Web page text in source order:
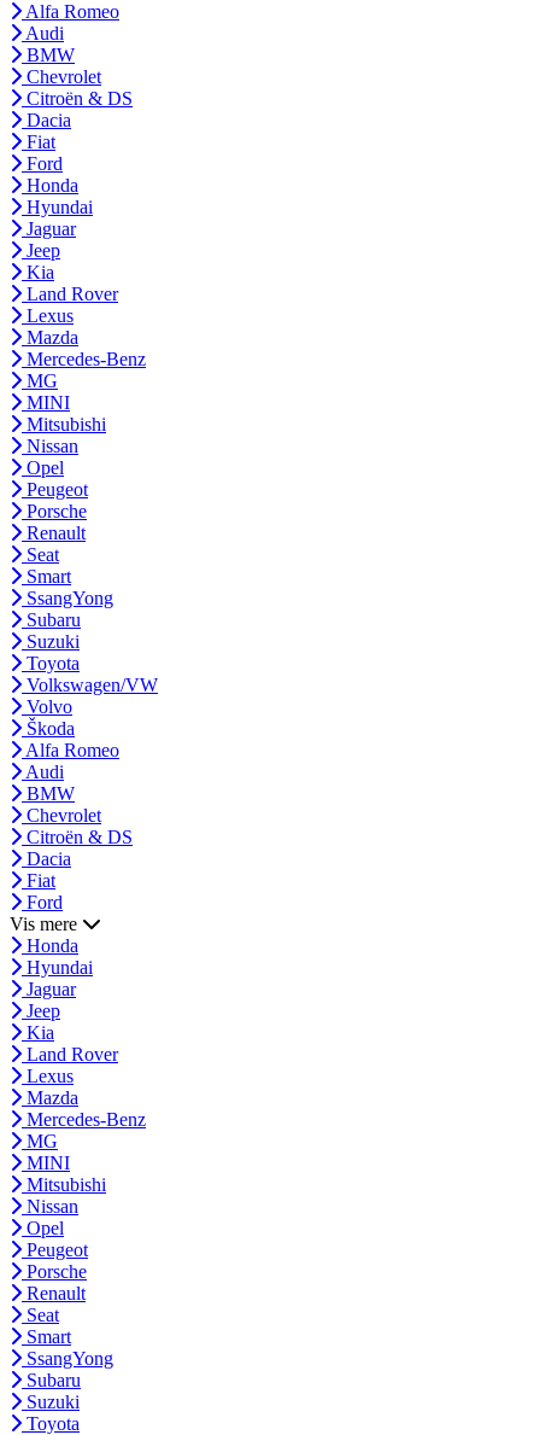
Alfa Romeo
Audi
BMW
Chevrolet
Citroën & DS
Dacia
Fiat
Ford
Honda
Hyundai
Jaguar
Jeep
Kia
Land Rover
Lexus
Mazda
Mercedes-Benz
MG
MINI
Mitsubishi
Nissan
Opel
Peugeot
Porsche
Renault
Seat
Smart
SsangYong
Subaru
Suzuki
Toyota
Volkswagen/VW
Volvo
Škoda
Alfa Romeo
Audi
BMW
Chevrolet
Citroën & DS
Dacia
Fiat
Ford
Vis mere
Honda
Hyundai
Jaguar
Jeep
Kia
Land Rover
Lexus
Mazda
Mercedes-Benz
MG
MINI
Mitsubishi
Nissan
Opel
Peugeot
Porsche
Renault
Seat
Smart
SsangYong
Subaru
Suzuki
Toyota